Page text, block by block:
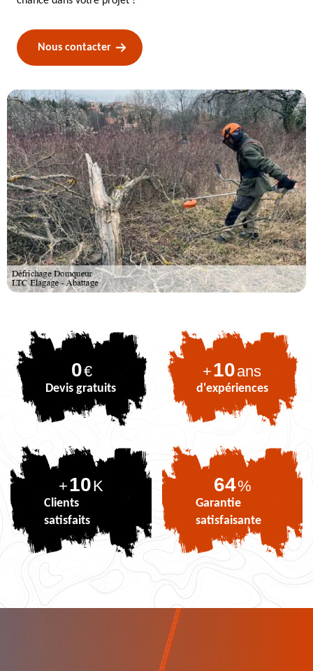
Nous contacter
0€
Devis gratuits
+10ans
d'expériences
+10K
Clients
satisfaits
80%
Garantie
satisfaisante